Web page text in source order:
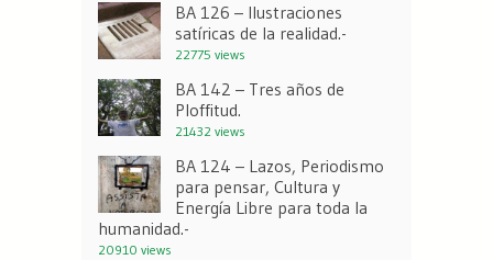
BA 126 – Ilustraciones
satíricas de la realidad.-
22775 views
BA 142 – Tres años de
Ploffitud.
21432 views
BA 124 – Lazos, Periodismo
para pensar, Cultura y
Energía Libre para toda la
humanidad.-
20910 views